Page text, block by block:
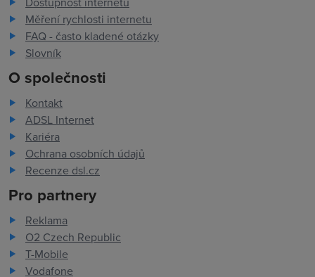
Měření rychlosti internetu
FAQ - často kladené otázky
Slovník
O společnosti
Kontakt
ADSL Internet
Kariéra
Ochrana osobních údajů
Recenze dsl.cz
Pro partnery
Reklama
O2 Czech Republic
T-Mobile
Vodafone